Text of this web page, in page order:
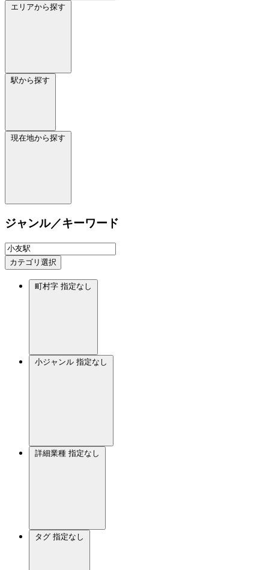
エリアから探す
駅から探す
現在地から探す
ジャンル／キーワード
カテゴリ選択
町村字 指定なし
小ジャンル 指定なし
詳細業種 指定なし
タグ 指定なし